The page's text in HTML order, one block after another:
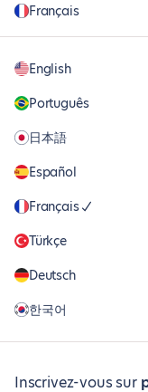
Français
English
Português
日本語
Español
Français
Türkçe
Deutsch
한국어
Inscrivez-vous sur